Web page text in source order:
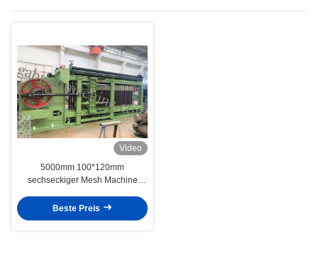
Video
5000mm 100*120mm
sechseckiger Mesh Machine
Verteidigungs-Korb
Beste Preis